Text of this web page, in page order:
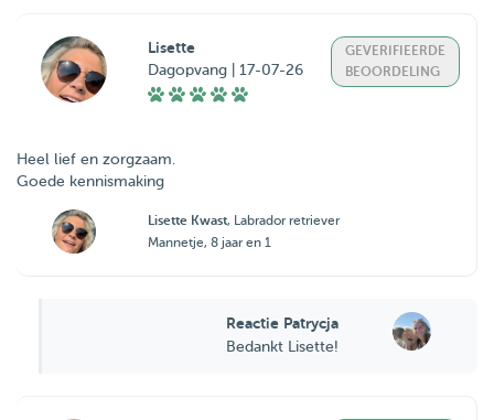
Lisette
Dagopvang | 17-07-26
GEVERIFIEERDE
BEOORDELING
Heel lief en zorgzaam.
Goede kennismaking
Lisette Kwast, Labrador retriever
Mannetje, 8 jaar en 1
Reactie Patrycja
Bedankt Lisette!